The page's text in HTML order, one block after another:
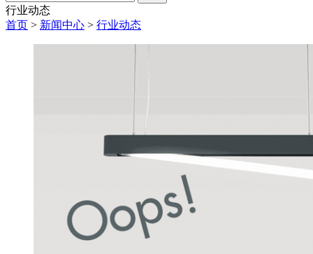
行业动态
首页 > 新闻中心 > 行业动态